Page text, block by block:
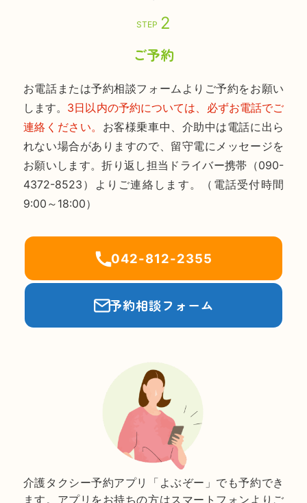
STEP
ご予約
お電話または予約相談フォームよりご予約をお願い
します。 3日以内の予約については、必ずお電話でご
連絡ください。 お客様乗車中、介助中は電話に出ら
れない場合がありますので、留守電にメッセージを
お願いします。折り返し担当ドライバー携帯（090-
4372-8523）よりご連絡します。（電話受付時間
9:00～18:00）
042-812-2355
予約相談フォーム
介護タクシー予約アプリ「よぶぞー」でも予約でき
ます。アプリをお持ちの方はスマートフォンよりご